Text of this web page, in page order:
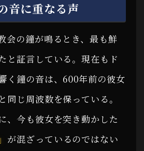
音に重なる声
会の鐘が鳴るとき、最も鮮
と証言している。現在もド
く鐘の音は、600年前の彼女
同じ周波数を保っている。
、今も彼女を突き動かした
が混ざっているのではない